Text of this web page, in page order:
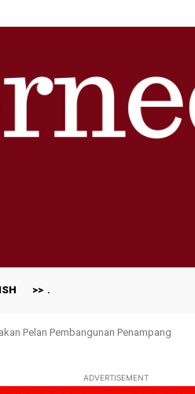
>>
Pelan Pembangunan Penampang
ADVERTISEMENT